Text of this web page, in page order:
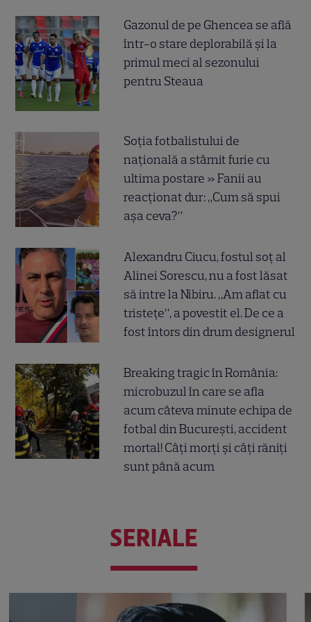
Gazonul de pe Ghencea se află
într-o stare deplorabilă și la
primul meci al sezonului
pentru Steaua
Soția fotbalistului de
națională a stârnit furie cu
ultima postare » Fanii au
reacționat dur: „Cum să spui
așa ceva?”
Alexandru Ciucu, fostul soț al
Alinei Sorescu, nu a fost lăsat
să intre la Nibiru. „Am aflat cu
tristețe”, a povestit el. De ce a
fost întors din drum designerul
Breaking tragic în România:
microbuzul în care se afla
acum câteva minute echipa de
fotbal din București, accident
mortal! Câți morți și câți răniți
sunt până acum
SERIALE